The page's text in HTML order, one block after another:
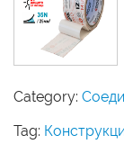
Category:
Tag: